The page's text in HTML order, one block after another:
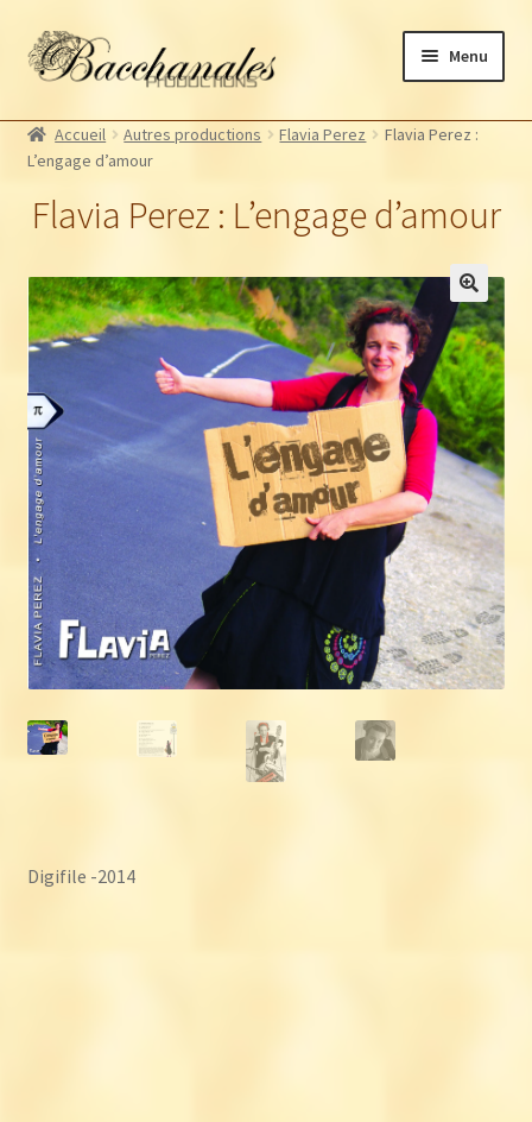
Aller
à
navigation
Aller
au
Menu
Artistes Bacchanales
Souscriptions
Billetterie
Accueil Autres productions Flavia Perez
Flavia Perez :
L’engage d’amour
Flavia Perez : L’engage d’amour
🔍
Digifile -2014